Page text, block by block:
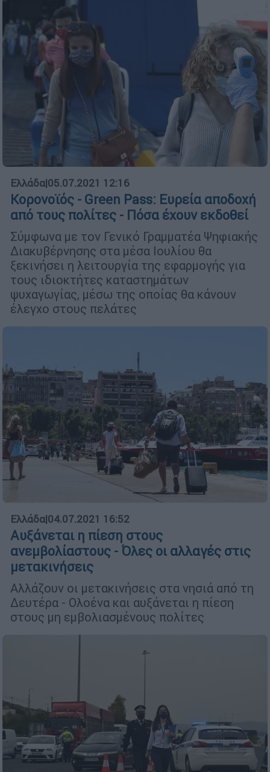
Ελλάδα|05.07.2021 12:16
Koρονοϊός - Green Pass: Ευρεία αποδοχή
από τους πολίτες - Πόσα έχουν εκδοθεί
Σύμφωνα με τον Γενικό Γραμματέα Ψηφιακής
Διακυβέρνησης στα μέσα Ιουλίου θα
ξεκινήσει η λειτουργία της εφαρμογής για
τους ιδιοκτήτες καταστημάτων
ψυχαγωγίας, μέσω της οποίας θα κάνουν
έλεγχο στους πελάτες
Ελλάδα|04.07.2021 16:52
Αυξάνεται η πίεση στους
ανεμβολίαστους - Όλες οι αλλαγές στις
μετακινήσεις
Αλλάζουν οι μετακινήσεις στα νησιά από τη
Δευτέρα - Ολοένα και αυξάνεται η πίεση
στους μη εμβολιασμένους πολίτες